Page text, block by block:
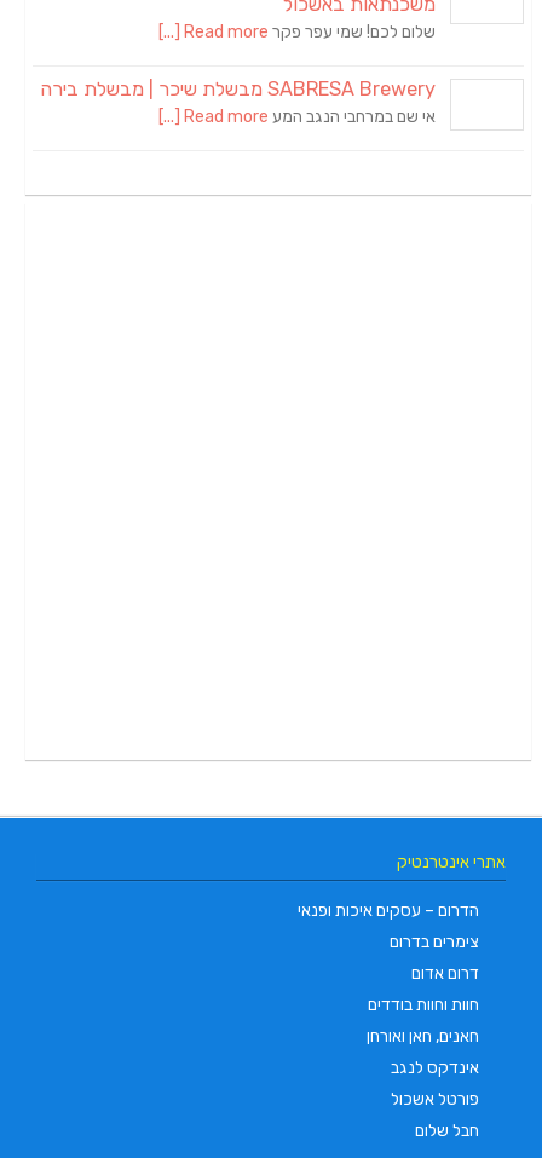
שלום לכם! שמי עפר פקר Read more [...]
SABRESA Brewery מבשלת שיכר | מבשלת בירה
אי שם במרחבי הנגב המע Read more [...]
אתרי אינטרנטיק
הדרום – עסקים איכות ופנאי
צימרים בדרום
דרום אדום
חוות וחוות בודדים
חאנים, חאן ואורחן
אינדקס לנגב
פורטל אשכול
חבל שלום